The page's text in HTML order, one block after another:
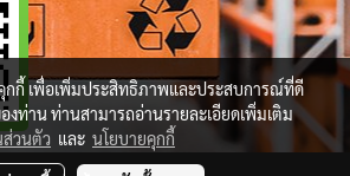
กกี้ เพื่อเพิ่มประสิทธิภาพและประสบการณ์ที่ดี
งท่าน ท่านสามารถอ่านรายละเอียดเพิ่มเติม
ส่วนตัว และ นโยบายคุกกี้